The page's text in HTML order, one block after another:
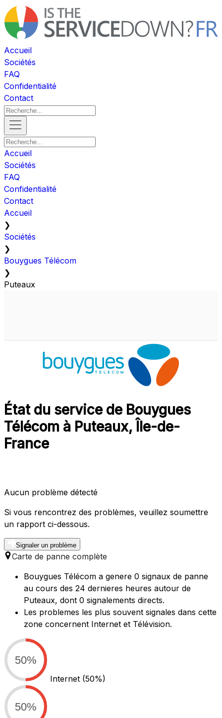
Accueil
Sociétés
FAQ
Confidentialité
Contact
Accueil
Sociétés
FAQ
Confidentialité
Contact
Accueil
❯
Sociétés
❯
Bouygues Télécom
❯
Puteaux
État du service de Bouygues
Télécom à Puteaux, Île-de-
France
Aucun problème détecté
Si vous rencontrez des problèmes, veuillez soumettre
un rapport ci-dessous.
Signaler un problème
Carte de panne complète
Bouygues Télécom a genere 0 signaux de panne
au cours des 24 dernieres heures autour de
Puteaux, dont 0 signalements directs.
Les problemes les plus souvent signales dans cette
zone concernent Internet et Télévision.
50%
Internet (50%)
50%